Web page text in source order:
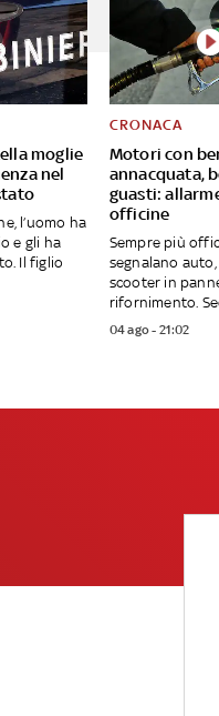
moglie
nel
l’uomo ha
e gli ha
Il figlio
Motori con
annacquata,
guasti:
officine
CRONACA
Sempre più
segnalano
scooter in
rifornimento.
04 ago - 21:02